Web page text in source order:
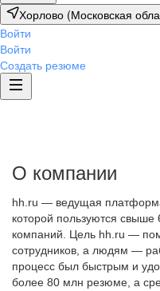
Хорлово (Московская
Войти
Войти
Создать резюме
О компании
hh.ru — ведущая
которой пользуются свыше
компаний. Цель hh.ru —
сотрудников, а людям —
процесс был быстрым и
более 80 млн резюме, а